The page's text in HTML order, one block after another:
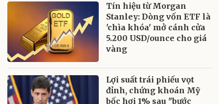
Tín hiệu từ Morgan
Stanley: Dòng vốn ETF là
'chìa khóa' mở cánh cửa
5.200 USD/ounce cho giá
vàng
Lợi suất trái phiếu vọt
đỉnh, chứng khoán Mỹ
bốc hơi 1% sau "bước